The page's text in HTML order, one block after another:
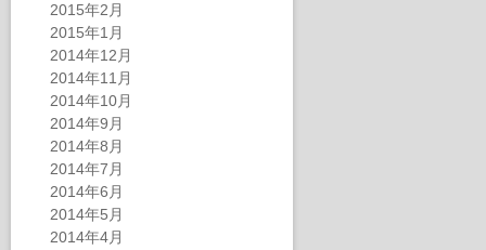
2015年2月
2015年1月
2014年12月
2014年11月
2014年10月
2014年9月
2014年8月
2014年7月
2014年6月
2014年5月
2014年4月